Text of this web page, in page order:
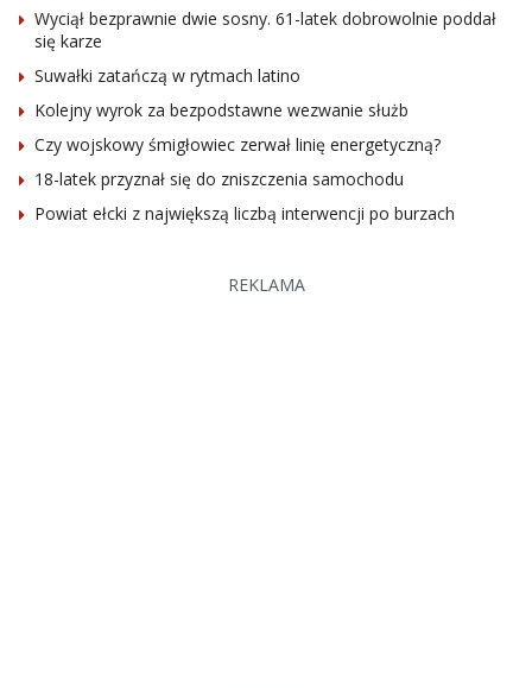
Wyciął bezprawnie dwie sosny. 61-latek dobrowolnie poddał
się karze
Suwałki zatańczą w rytmach latino
Kolejny wyrok za bezpodstawne wezwanie służb
Czy wojskowy śmigłowiec zerwał linię energetyczną?
18-latek przyznał się do zniszczenia samochodu
Powiat ełcki z największą liczbą interwencji po burzach
REKLAMA